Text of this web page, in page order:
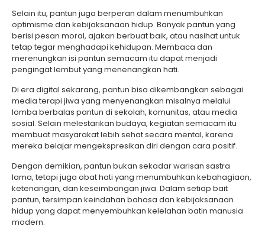
Selain itu, pantun juga berperan dalam menumbuhkan
optimisme dan kebijaksanaan hidup. Banyak pantun yang
berisi pesan moral, ajakan berbuat baik, atau nasihat untuk
tetap tegar menghadapi kehidupan. Membaca dan
merenungkan isi pantun semacam itu dapat menjadi
pengingat lembut yang menenangkan hati.
Di era digital sekarang, pantun bisa dikembangkan sebagai
media terapi jiwa yang menyenangkan misalnya melalui
lomba berbalas pantun di sekolah, komunitas, atau media
sosial. Selain melestarikan budaya, kegiatan semacam itu
membuat masyarakat lebih sehat secara mental, karena
mereka belajar mengekspresikan diri dengan cara positif.
Dengan demikian, pantun bukan sekadar warisan sastra
lama, tetapi juga obat hati yang menumbuhkan kebahagiaan,
ketenangan, dan keseimbangan jiwa. Dalam setiap bait
pantun, tersimpan keindahan bahasa dan kebijaksanaan
hidup yang dapat menyembuhkan kelelahan batin manusia
modern.